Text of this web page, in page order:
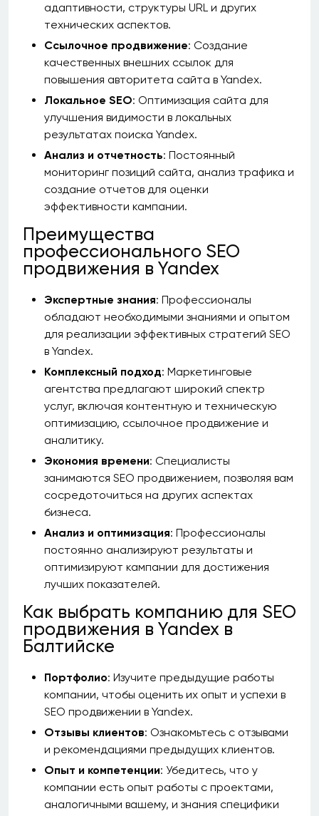
адаптивности, структуры URL и других
технических аспектов.
Ссылочное продвижение: Создание
качественных внешних ссылок для
повышения авторитета сайта в Yandex.
Локальное SEO: Оптимизация сайта для
улучшения видимости в локальных
результатах поиска Yandex.
Анализ и отчетность: Постоянный
мониторинг позиций сайта, анализ трафика и
создание отчетов для оценки
эффективности кампании.
Преимущества
профессионального SEO
продвижения в Yandex
Экспертные знания: Профессионалы
обладают необходимыми знаниями и опытом
для реализации эффективных стратегий SEO
в Yandex.
Комплексный подход: Маркетинговые
агентства предлагают широкий спектр
услуг, включая контентную и техническую
оптимизацию, ссылочное продвижение и
аналитику.
Экономия времени: Специалисты
занимаются SEO продвижением, позволяя вам
сосредоточиться на других аспектах
бизнеса.
Анализ и оптимизация: Профессионалы
постоянно анализируют результаты и
оптимизируют кампании для достижения
лучших показателей.
Как выбрать компанию для SEO
продвижения в Yandex в
Балтийске
Портфолио: Изучите предыдущие работы
компании, чтобы оценить их опыт и успехи в
SEO продвижении в Yandex.
Отзывы клиентов: Ознакомьтесь с отзывами
и рекомендациями предыдущих клиентов.
Опыт и компетенции: Убедитесь, что у
компании есть опыт работы с проектами,
аналогичными вашему, и знания специфики